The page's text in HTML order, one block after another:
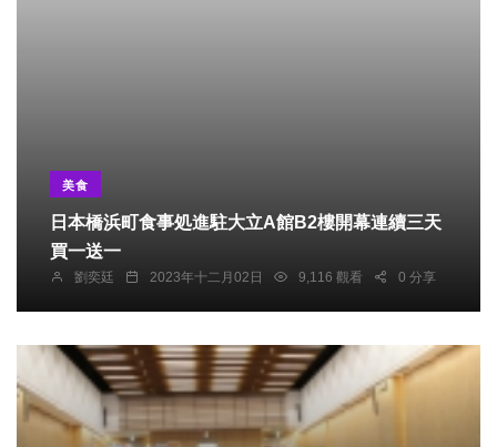
美食
日本橋浜町食事処進駐大立A館B2樓開幕連續三天
買一送一
劉奕廷 2023年十二月02日 9,116 觀看 0 分享